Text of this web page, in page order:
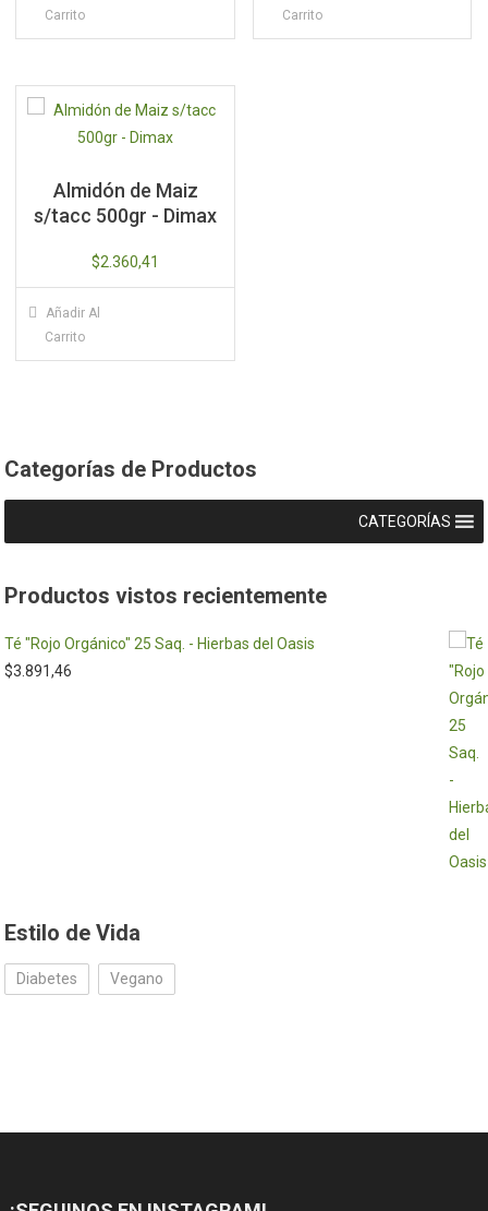
Carrito
Carrito
Almidón de Maiz
s/tacc 500gr - Dimax
$2.360,41
Añadir Al
Carrito
Categorías de Productos
CATEGORÍAS
Productos vistos recientemente
Té "Rojo Orgánico" 25 Saq. - Hierbas del Oasis
$3.891,46
Estilo de Vida
Diabetes Vegano